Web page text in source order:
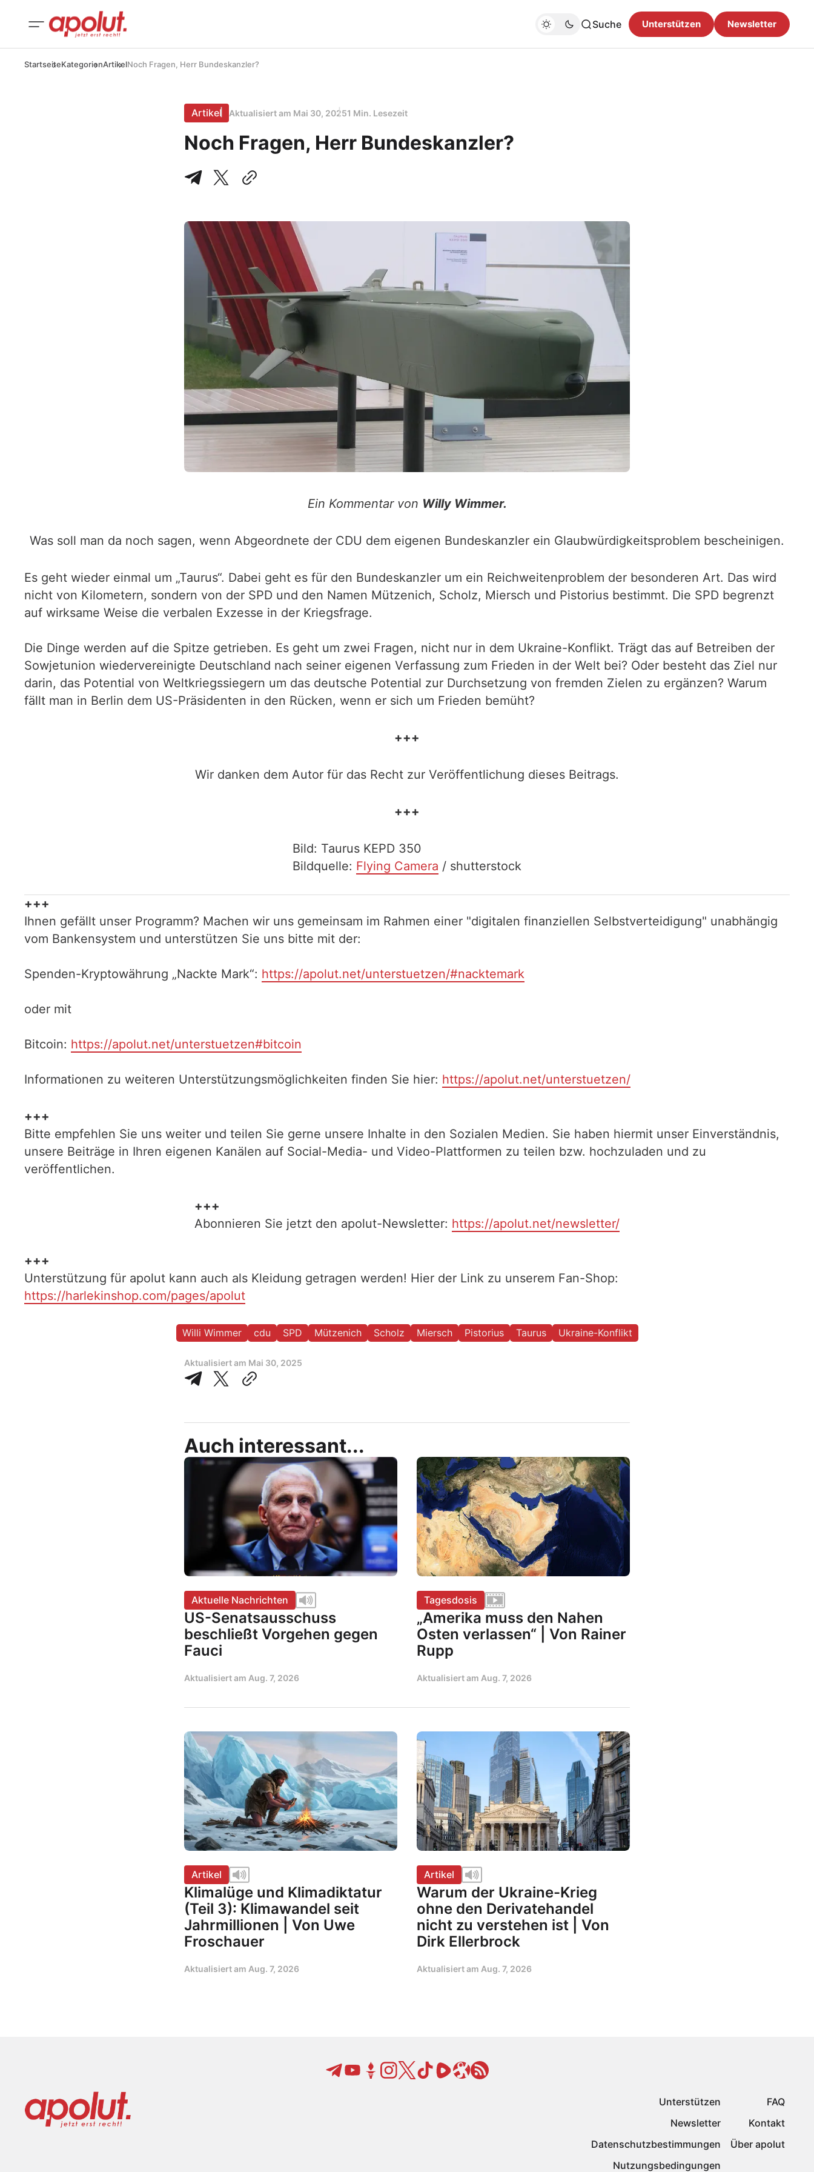
Suche Unterstützen Newsletter
StartseiteKategorienArtikelNoch Fragen, Herr Bundeskanzler?
Artikel Aktualisiert am Mai 30, 20251 Min. Lesezeit
Noch Fragen, Herr Bundeskanzler?
Ein Kommentar von Willy Wimmer.
Was soll man da noch sagen, wenn Abgeordnete der CDU dem eigenen Bundeskanzler ein Glaubwürdigkeitsproblem bescheinigen.
Es geht wieder einmal um „Taurus“. Dabei geht es für den Bundeskanzler um ein Reichweitenproblem der besonderen Art. Das wird
nicht von Kilometern, sondern von der SPD und den Namen Mützenich, Scholz, Miersch und Pistorius bestimmt. Die SPD begrenzt
auf wirksame Weise die verbalen Exzesse in der Kriegsfrage.
Die Dinge werden auf die Spitze getrieben. Es geht um zwei Fragen, nicht nur in dem Ukraine-Konflikt. Trägt das auf Betreiben der
Sowjetunion wiedervereinigte Deutschland nach seiner eigenen Verfassung zum Frieden in der Welt bei? Oder besteht das Ziel nur
darin, das Potential von Weltkriegssiegern um das deutsche Potential zur Durchsetzung von fremden Zielen zu ergänzen? Warum
fällt man in Berlin dem US-Präsidenten in den Rücken, wenn er sich um Frieden bemüht?
+++
Wir danken dem Autor für das Recht zur Veröffentlichung dieses Beitrags.
+++
Bild: Taurus KEPD 350
Bildquelle: Flying Camera / shutterstock
+++
Ihnen gefällt unser Programm? Machen wir uns gemeinsam im Rahmen einer "digitalen finanziellen Selbstverteidigung" unabhängig
vom Bankensystem und unterstützen Sie uns bitte mit der:
Spenden-Kryptowährung „Nackte Mark“: https://apolut.net/unterstuetzen/#nacktemark
oder mit
Bitcoin: https://apolut.net/unterstuetzen#bitcoin
Informationen zu weiteren Unterstützungsmöglichkeiten finden Sie hier: https://apolut.net/unterstuetzen/
+++
Bitte empfehlen Sie uns weiter und teilen Sie gerne unsere Inhalte in den Sozialen Medien. Sie haben hiermit unser Einverständnis,
unsere Beiträge in Ihren eigenen Kanälen auf Social-Media- und Video-Plattformen zu teilen bzw. hochzuladen und zu
veröffentlichen.
+++
Abonnieren Sie jetzt den apolut-Newsletter: https://apolut.net/newsletter/
+++
Unterstützung für apolut kann auch als Kleidung getragen werden! Hier der Link zu unserem Fan-Shop:
https://harlekinshop.com/pages/apolut
Willi Wimmer cdu SPD Mützenich Scholz Miersch Pistorius Taurus Ukraine-Konflikt
Aktualisiert am Mai 30, 2025
Auch interessant...
Aktuelle Nachrichten
US-Senatsausschuss
beschließt Vorgehen gegen
Fauci
Aktualisiert am Aug. 7, 2026
Tagesdosis
„Amerika muss den Nahen
Osten verlassen“ | Von Rainer
Rupp
Aktualisiert am Aug. 7, 2026
Artikel
Klimalüge und Klimadiktatur
(Teil 3): Klimawandel seit
Jahrmillionen | Von Uwe
Froschauer
Aktualisiert am Aug. 7, 2026
Artikel
Warum der Ukraine-Krieg
ohne den Derivatehandel
nicht zu verstehen ist | Von
Dirk Ellerbrock
Aktualisiert am Aug. 7, 2026
Unterstützen
Newsletter
Datenschutzbestimmungen
Nutzungsbedingungen
FAQ
Kontakt
Über apolut